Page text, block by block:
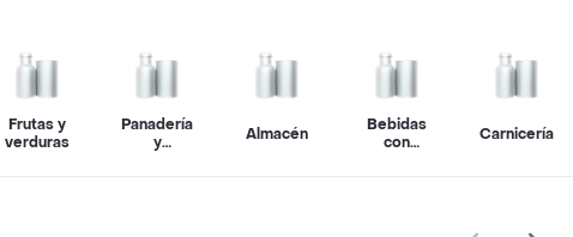
Frutas y
verduras
Panadería
y
Almacén
Bebidas
con
Carnicería